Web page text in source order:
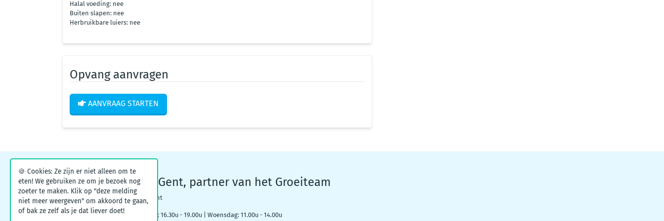
Halal voeding: nee
Buiten slapen: nee
Herbruikbare luiers: nee
Opvang aanvragen
AANVRAAG STARTEN
Kinderopvangpunt Gent, partner van het Groeiteam
Woodrow Wilsonplein 1, 9000 Gent
Maandag: 09.00u – 12.30u | Dinsdag: 16.30u - 19.00u | Woensdag: 11.00u - 14.00u
🍪 Cookies: Ze zijn er niet alleen om te
eten! We gebruiken ze om je bezoek nog
zoeter te maken. Klik op "deze melding
niet meer weergeven" om akkoord te gaan,
of bak ze zelf als je dat liever doet!